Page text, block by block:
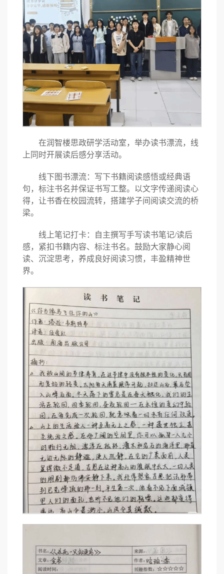
在润智楼思政研学活动室，举办读书漂流，线
上同时开展读后感分享活动。
线下图书漂流：写下书籍阅读感悟或经典语
句，标注书名并保证书写工整。以文字传递阅读心
得，让书香在校园流转，搭建学子间阅读交流的桥
梁。
线上笔记打卡：自主撰写手写读书笔记/读后
感，紧扣书籍内容、标注书名。鼓励大家静心阅
读、沉淀思考，养成良好阅读习惯，丰盈精神世
界。